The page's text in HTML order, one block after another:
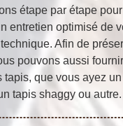
étape par étape
entretien optimisé de
Afin de
pouvons aussi
tapis, que vous ayez
tapis shaggy ou autre.